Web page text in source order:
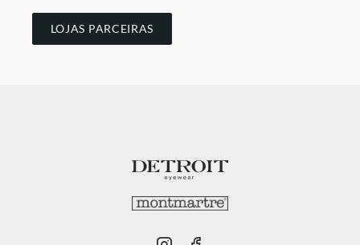
LOJAS PARCEIRAS